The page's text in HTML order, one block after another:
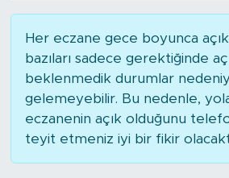
Her eczane gece boyunca
bazıları sadece gerektiğinde
beklenmedik durumlar
gelemeyebilir. Bu nedenle,
eczanenin açık olduğunu
teyit etmeniz iyi bir fikir
YAZARLAR
DİNİ
POLİTİKA